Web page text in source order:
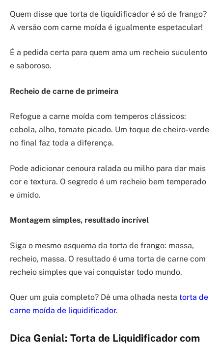
Quem disse que torta de liquidificador é só de frango?
A versão com carne moída é igualmente espetacular!
É a pedida certa para quem ama um recheio suculento
e saboroso.
Recheio de carne de primeira
Refogue a carne moída com temperos clássicos:
cebola, alho, tomate picado. Um toque de cheiro-verde
no final faz toda a diferença.
Pode adicionar cenoura ralada ou milho para dar mais
cor e textura. O segredo é um recheio bem temperado
e úmido.
Montagem simples, resultado incrível
Siga o mesmo esquema da torta de frango: massa,
recheio, massa. O resultado é uma torta de carne com
recheio simples que vai conquistar todo mundo.
Quer um guia completo? Dê uma olhada nesta torta de
carne moída de liquidificador.
Dica Genial: Torta de Liquidificador com